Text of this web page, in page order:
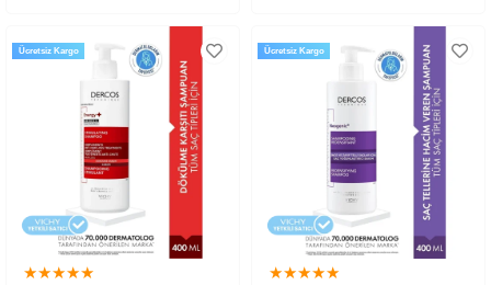
★★★★★
Ücretsiz Kargo
★★★★★
Ücretsiz Kargo